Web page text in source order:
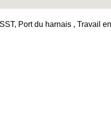
Port du harnais , Travail